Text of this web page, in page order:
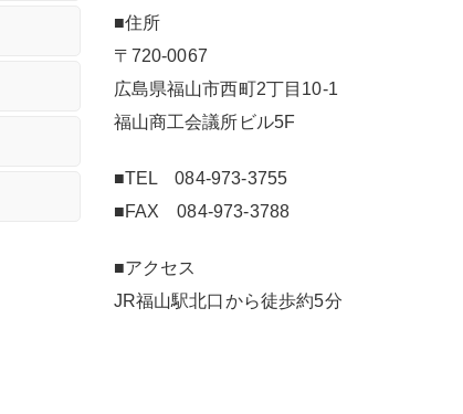
■住所
〒720-0067
広島県福山市西町2丁目10-1
福山商工会議所ビル5F
■TEL 084-973-3755
■FAX 084-973-3788
■アクセス
JR福山駅北口から徒歩約5分